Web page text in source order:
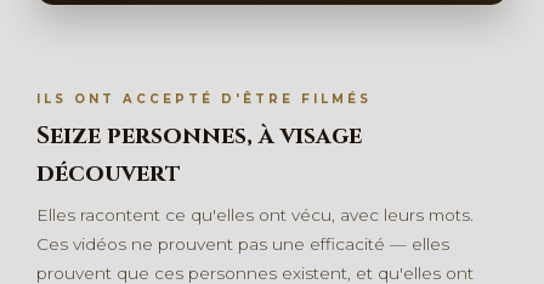
ILS ONT ACCEPTÉ D'ÊTRE FILMÉS
Seize personnes, à visage
découvert
Elles racontent ce qu'elles ont vécu, avec leurs mots.
Ces vidéos ne prouvent pas une efficacité — elles
prouvent que ces personnes existent, et qu'elles ont